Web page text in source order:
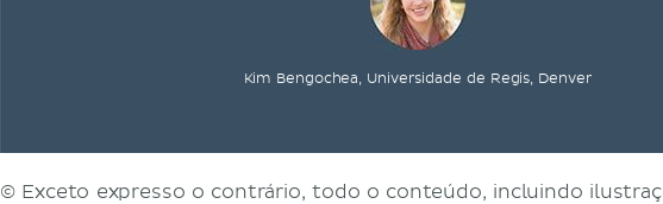
Kim Bengochea, Universidade de Regis, Denver
© Exceto expresso o contrário, todo o conteúdo, incluindo